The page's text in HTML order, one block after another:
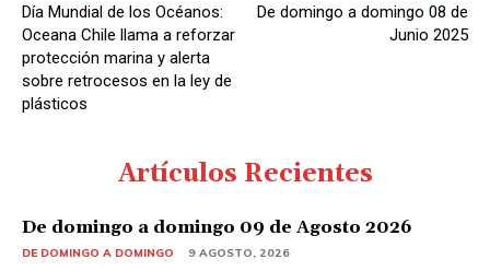
Día Mundial de los Océanos:
Oceana Chile llama a reforzar
protección marina y alerta
sobre retrocesos en la ley de
plásticos
De domingo a domingo 08 de
Junio 2025
Artículos Recientes
De domingo a domingo 09 de Agosto 2026
DE DOMINGO A DOMINGO 9 AGOSTO, 2026